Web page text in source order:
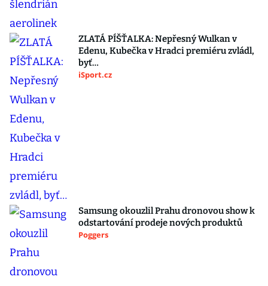
ZLATÁ PÍŠŤALKA: Nepřesný Wulkan v
Edenu, Kubečka v Hradci premiéru zvládl,
byť…
iSport.cz
Samsung okouzlil Prahu dronovou show k
odstartování prodeje nových produktů
Poggers